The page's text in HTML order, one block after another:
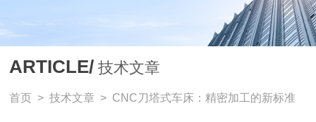
ARTICLE/ 技术文章
首页 >技术文章 > CNC刀塔式车床：精密加工的新标准